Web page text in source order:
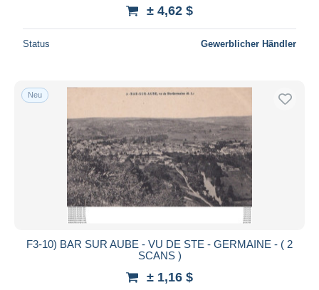
± 4,62 $
Status Gewerblicher Händler
Neu
F3-10) BAR SUR AUBE - VU DE STE - GERMAINE - ( 2
SCANS )
± 1,16 $